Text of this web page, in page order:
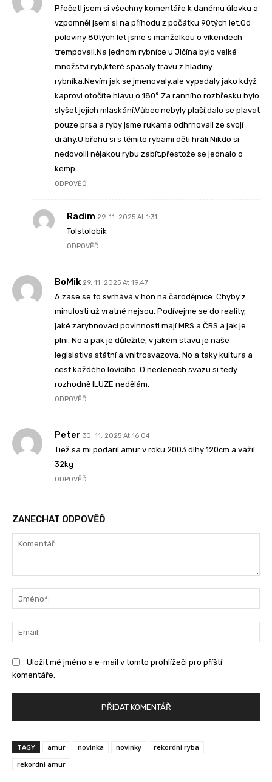
Přečetl jsem si všechny komentáře k danému úlovku a
vzpomněl jsem si na příhodu z počátku 90tých let.Od
poloviny 80tých let jsme s manželkou o víkendech
trempovali.Na jednom rybníce u Jičína bylo velké
množství ryb,které spásaly trávu z hladiny
rybníka.Nevím jak se jmenovaly,ale vypadaly jako když
kaprovi otočíte hlavu o 180°.Za ranního rozbřesku bylo
slyšet jejich mlaskání.Vůbec nebyly plaší,dalo se plavat
pouze prsa a ryby jsme rukama odhrnovali ze svojí
dráhy.U břehu si s těmito rybami děti hráli.Nikdo si
nedovolil nějakou rybu zabít,přestože se jednalo o
kemp.
ODPOVĚĎ
Radim 29. 11. 2025 At 1:31
Tolstolobik
ODPOVĚĎ
BoMik 29. 11. 2025 At 19:47
A zase se to svrhává v hon na čarodějnice. Chyby z
minulosti už vratné nejsou. Podívejme se do reality,
jaké zarybnovaci povinnosti mají MRS a ČRS a jak je
plni. No a pak je důležité, v jakém stavu je naše
legislativa státní a vnitrosvazova. No a taky kultura a
cest každého lovícího. O neclenech svazu si tedy
rozhodně ILUZE nedělám.
ODPOVĚĎ
Peter 30. 11. 2025 At 16:04
Tiež sa mi podaril amur v roku 2003 dlhý 120cm a vážil
32kg
ODPOVĚĎ
ZANECHAT ODPOVĚĎ
Uložit mé jméno a e-mail v tomto prohlížeči pro příští
komentáře.
TAGY amur novinka novinky
rekordni ryba
rekordni amur